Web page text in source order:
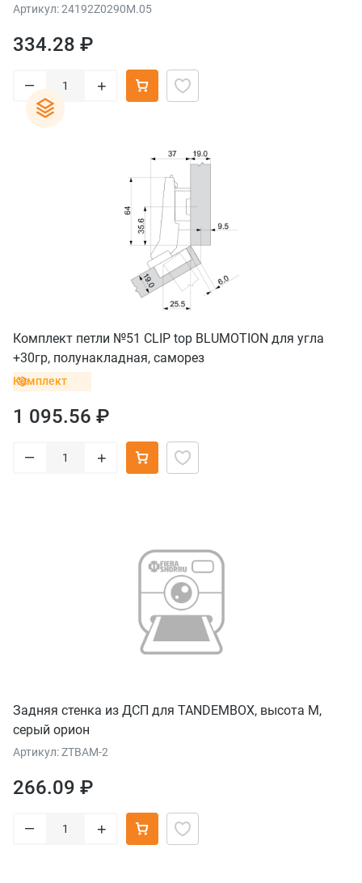
Артикул: 24192Z0290M.05
334.28 ₽
– +
Комплект петли №51 CLIP top BLUMOTION для угла
+30гр, полунакладная, саморез
Комплект
1 095.56 ₽
– +
Задняя стенка из ДСП для TANDEMBOX, высота M,
серый орион
Артикул: ZTBAM-2
266.09 ₽
– +